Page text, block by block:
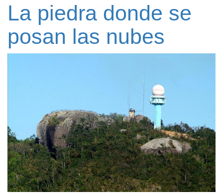
La piedra donde se
posan las nubes